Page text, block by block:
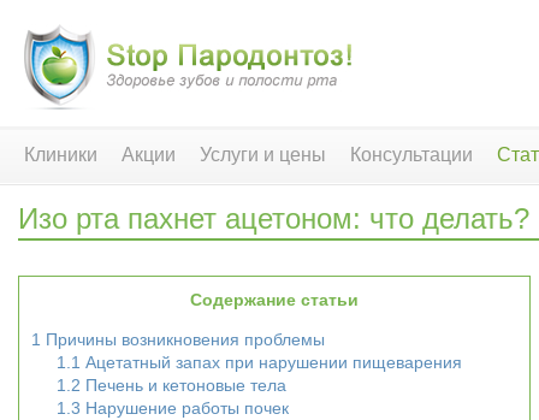
Клиники Акции Услуги и цены Консультации
Изо рта пахнет ацетоном: что делать?
Содержание статьи
1 Причины возникновения проблемы
1.1 Ацетатный запах при нарушении пищеварения
1.2 Печень и кетоновые тела
1.3 Нарушение работы почек